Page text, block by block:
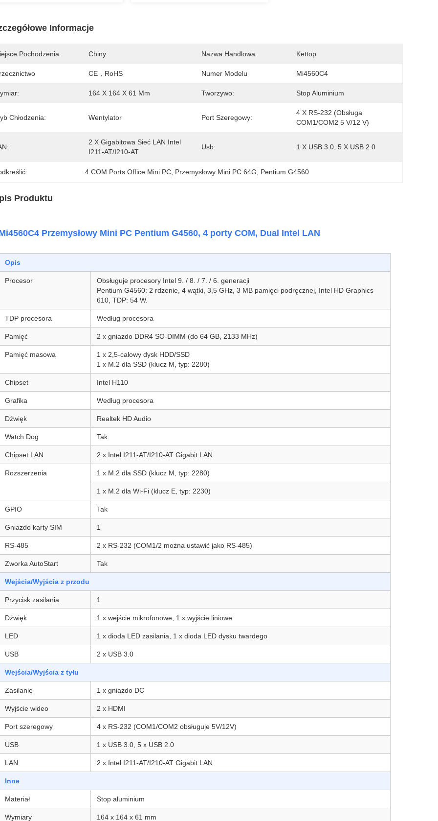
Informacje
Pochodzenia Chiny Nazwa Handlowa Kettop
CE，RoHS Numer Modelu Mi4560C4
164 X 164 X 61 Mm Tworzywo: Stop Aluminium
Chłodzenia: Wentylator Port Szeregowy:
4 X RS-232 (obsługa
COM1/COM2 5 V/12 V)
2 X Gigabitowa Sieć LAN Intel
I211-AT/I210-AT
Usb: 1 X USB 3.0, 5 X USB 2.0
4 COM Ports Office Mini PC Przemysłowy Mini PC 64G Pentium G4560
Produktu
Przemysłowy Mini PC Pentium G4560, 4 porty COM, Dual Intel LAN
Opis
Procesor
Obsługuje procesory Intel 9. / 8. / 7. / 6. generacji
Pentium G4560: 2 rdzenie, 4 wątki, 3,5 GHz, 3 MB pamięci podręcznej, Intel HD Graphics
610, TDP: 54 W.
TDP procesora Według procesora
Pamięć 2 x gniazdo DDR4 SO-DIMM (do 64 GB, 2133 MHz)
Pamięć masowa
1 x 2,5-calowy dysk HDD/SSD
1 x M.2 dla SSD (klucz M, typ: 2280)
Chipset Intel H110
Grafika Według procesora
Dźwięk Realtek HD Audio
Watch Dog Tak
Chipset LAN 2 x Intel I211-AT/I210-AT Gigabit LAN
Rozszerzenia 1 x M.2 dla SSD (klucz M, typ: 2280)
1 x M.2 dla Wi-Fi (klucz E, typ: 2230)
GPIO Tak
Gniazdo karty SIM 1
RS-485 2 x RS-232 (COM1/2 można ustawić jako RS-485)
Zworka AutoStart Tak
Wejścia/Wyjścia z przodu
Przycisk zasilania 1
Dźwięk 1 x wejście mikrofonowe, 1 x wyjście liniowe
LED 1 x dioda LED zasilania, 1 x dioda LED dysku twardego
USB 2 x USB 3.0
Wejścia/Wyjścia z tyłu
Zasilanie 1 x gniazdo DC
Wyjście wideo 2 x HDMI
Port szeregowy 4 x RS-232 (COM1/COM2 obsługuje 5V/12V)
USB 1 x USB 3.0, 5 x USB 2.0
LAN 2 x Intel I211-AT/I210-AT Gigabit LAN
Inne
Materiał Stop aluminium
Wymiary 164 x 164 x 61 mm